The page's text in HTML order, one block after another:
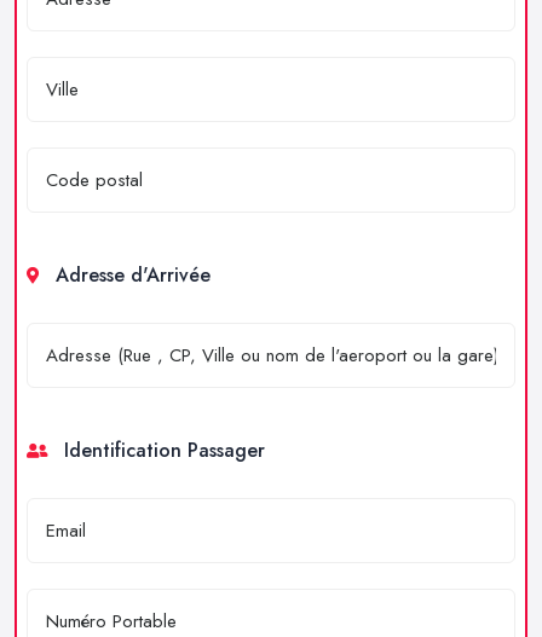
Adresse d'Arrivée
Identification Passager